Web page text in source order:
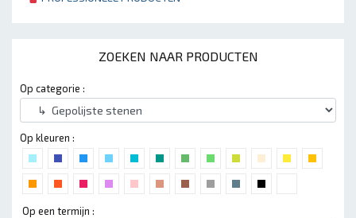
ZOEKEN NAAR PRODUCTEN
Op categorie :
Op kleuren :
Op een termijn :